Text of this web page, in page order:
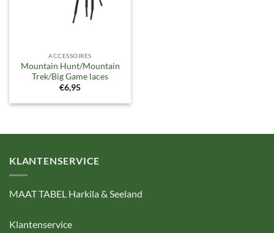
ACCESSOIRES
Mountain Hunt/Mountain
Trek/Big Game laces
€6,95
KLANTENSERVICE
MAAT TABEL Harkila & Seeland
Klantenservice